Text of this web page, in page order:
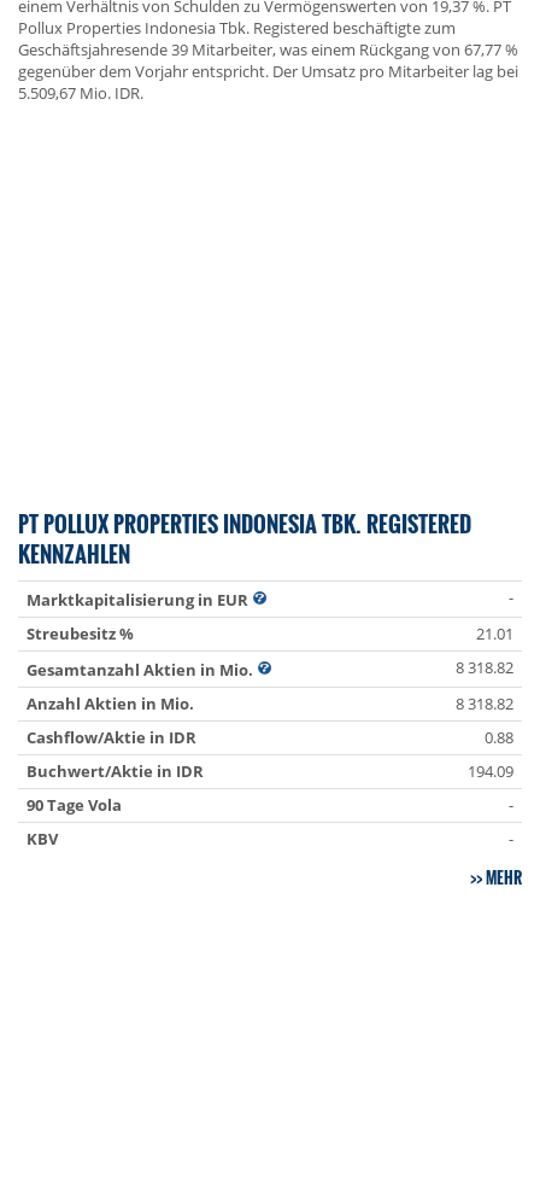
einem Verhältnis von Schulden zu Vermögenswerten von 19,37 %. PT
Pollux Properties Indonesia Tbk. Registered beschäftigte zum
Geschäftsjahresende 39 Mitarbeiter, was einem Rückgang von 67,77 %
gegenüber dem Vorjahr entspricht. Der Umsatz pro Mitarbeiter lag bei
5.509,67 Mio. IDR.
PT POLLUX PROPERTIES INDONESIA TBK. REGISTERED
KENNZAHLEN
Marktkapitalisierung in EUR
-
Streubesitz %
21.01
Gesamtanzahl Aktien in Mio.
8 318.82
Anzahl Aktien in Mio.
8 318.82
Cashflow/Aktie in IDR
0.88
Buchwert/Aktie in IDR
194.09
90 Tage Vola
-
KBV
-
MEHR